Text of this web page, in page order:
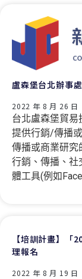
盧森堡台北辦事
2022 年 8 月 26 日
台北盧森堡貿
提供行銷/傳播
傳播或商業研究
行銷、傳播、社
體工具(例如
【培訓計畫】「
理報名
2022 年 8 月 19 日